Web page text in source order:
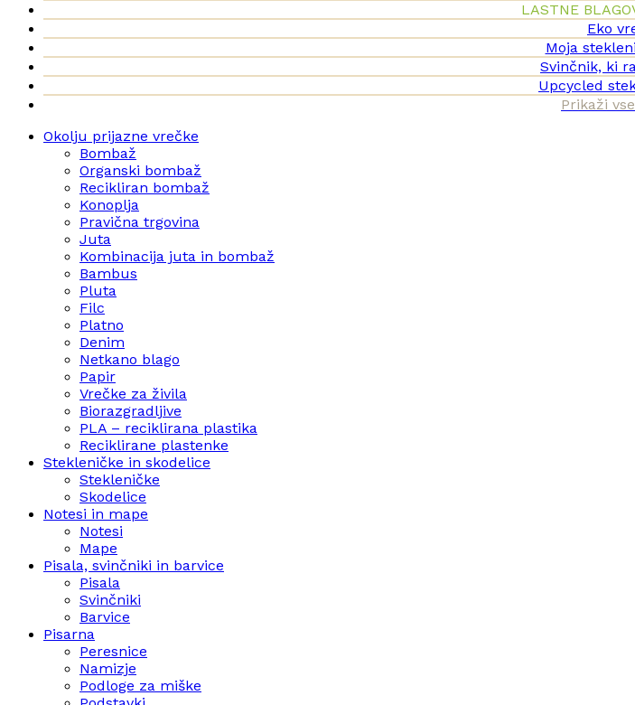
LASTNE
Eko
Moja
Svinčnik, ki
Upcycled
Prikaži
Okolju prijazne vrečke
Bombaž
Organski bombaž
Recikliran bombaž
Konoplja
Pravična trgovina
Juta
Kombinacija juta in bombaž
Bambus
Pluta
Filc
Platno
Denim
Netkano blago
Papir
Vrečke za živila
Biorazgradljive
PLA – reciklirana plastika
Reciklirane plastenke
Stekleničke in skodelice
Stekleničke
Skodelice
Notesi in mape
Notesi
Mape
Pisala, svinčniki in barvice
Pisala
Svinčniki
Barvice
Pisarna
Peresnice
Namizje
Podloge za miške